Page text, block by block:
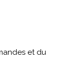
et du